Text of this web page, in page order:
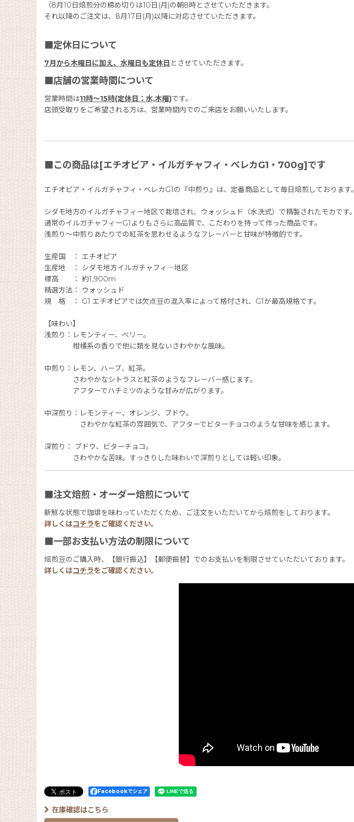
（8月10日焙煎分の締め切りは10日(月)の朝8時とさせていただきます。
それ以降のご注文は、8月17日(月)以降に対応させていただきます。
■定休日について
7月から木曜日に加え、水曜日も定休日 とさせていただきます。
■店舗の営業時間について
営業時間は11時〜15時(定休日：水,木曜)です。
店頭受取りをご希望される方は、営業時間内でのご来店をお願いいたします。
■この商品は[エチオピア・イルガチャフィ・ベレカG1・700g]です
エチオピア・イルガチャフィ・ベレカG1の『中煎り』は、定番商品として毎日焙煎しております。
シダモ地方のイルガチャフィー地区で栽培され、ウォッシュド（水洗式）で精製されたモカです。
通常のイルガチャフィーG1よりもさらに高品質で、こだわりを持って作った商品です。
浅煎り〜中煎りあたりでの紅茶を思わせるようなフレーバーと甘味が特徴的です。
生産国 ： エチオピア
生産地 ： シダモ地方イルガチャフィ―地区
標高 ： 約1,900m
精選方法： ウォッシュド
規 格 ： G1 エチオピアでは欠点豆の混入率によって格付され、G1が最高規格です。
【味わい】
浅煎り：レモンティー、ベリー。
柑橘系の香りで他に類を見ないさわやかな風味。
中煎り：レモン、ハーブ、紅茶。
さわやかなシトラスと紅茶のようなフレーバー感じます。
アフターでハチミツのような甘みが広がります。
中深煎り：レモンティー、オレンジ、ブドウ。
さわやかな紅茶の雰囲気で、アフターでビターチョコのような甘味を感じます。
深煎り： ブドウ、ビターチョコ。
さわやかな苦味。すっきりした味わいで深煎りとしては軽い印象。
■注文焙煎・オーダー焙煎について
新鮮な状態で珈琲を味わっていただくため、ご注文をいただいてから焙煎をしております。
詳しくはコチラをご確認ください。
■一部お支払い方法の制限について
焙煎豆のご購入時、【銀行振込】【郵便振替】でのお支払いを制限させていただいております。
詳しくはコチラをご確認ください。
Facebookでシェア
在庫確認はこちら